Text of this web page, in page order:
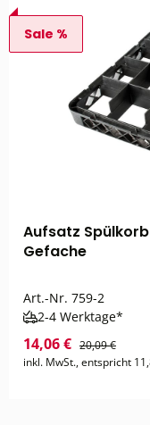
Sale %
Aufsatz Spülkorb
Gefache
Art.-Nr. 759-2
2-4 Werktage*
14,06 € 20,09 €
inkl. MwSt., entspricht